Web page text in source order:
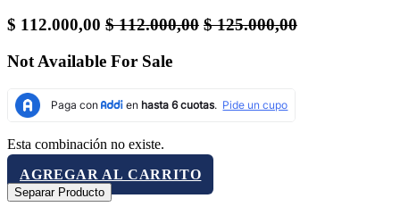
$ 112.000,00 $112.000,00 $125.000,00
Not Available For Sale
Esta combinación no existe.
AGREGAR AL CARRITO
Separar Producto